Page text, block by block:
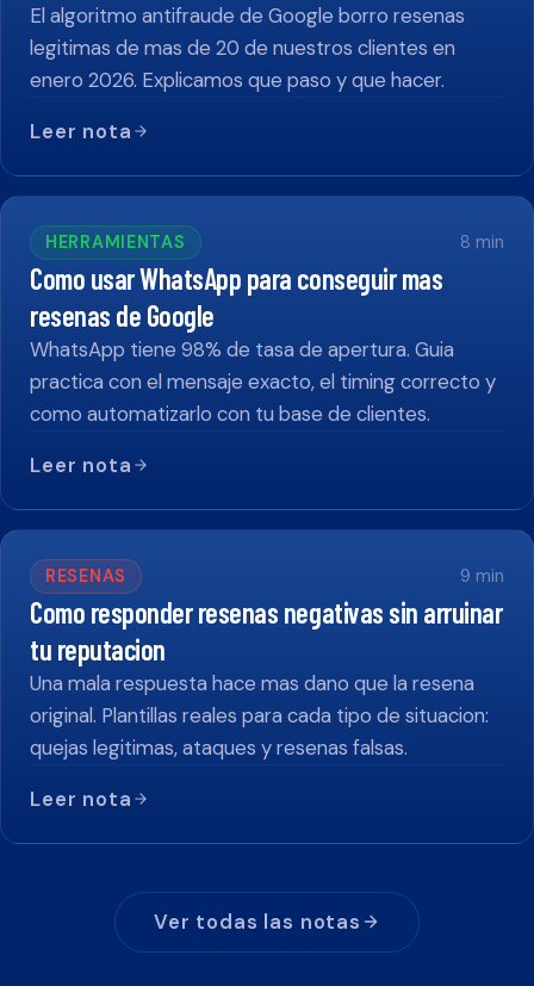
El algoritmo antifraude de Google borro resenas
legitimas de mas de 20 de nuestros clientes en
enero 2026. Explicamos que paso y que hacer.
Leer nota
HERRAMIENTAS 8 min
Como usar WhatsApp para conseguir mas
resenas de Google
WhatsApp tiene 98% de tasa de apertura. Guia
practica con el mensaje exacto, el timing correcto y
como automatizarlo con tu base de clientes.
Leer nota
RESENAS 9 min
Como responder resenas negativas sin arruinar
tu reputacion
Una mala respuesta hace mas dano que la resena
original. Plantillas reales para cada tipo de situacion:
quejas legitimas, ataques y resenas falsas.
Leer nota
Ver todas las notas